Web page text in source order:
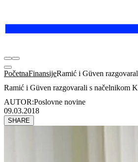
PočetnaFinansijeRamić i Güven
Ramić i Güven razgovarali s načelnikom
AUTOR:Poslovne novine
09.03.2018
SHARE